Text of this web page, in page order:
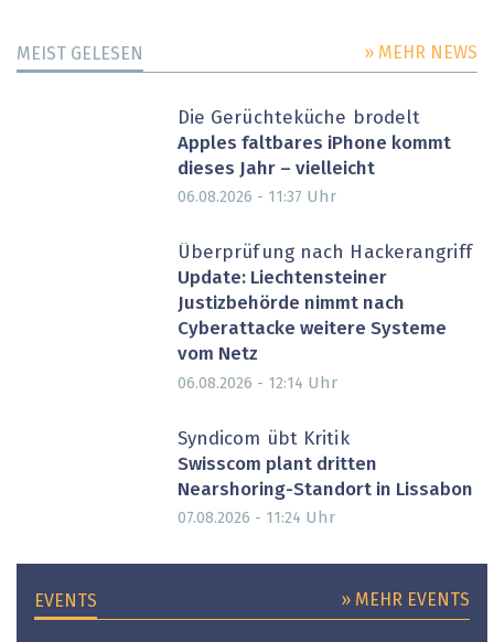
MEIST GELESEN » MEHR NEWS
Die Gerüchteküche brodelt
Apples faltbares iPhone kommt
dieses Jahr – vielleicht
06.08.2026 - 11:37 Uhr
Überprüfung nach Hackerangriff
Update: Liechtensteiner
Justizbehörde nimmt nach
Cyberattacke weitere Systeme
vom Netz
06.08.2026 - 12:14 Uhr
Syndicom übt Kritik
Swisscom plant dritten
Nearshoring-Standort in Lissabon
07.08.2026 - 11:24 Uhr
EVENTS » MEHR EVENTS